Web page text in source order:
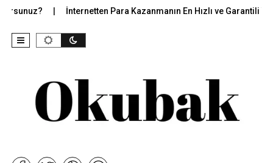
İnternetten Para Kazanmanın En Hızlı ve Garantili Yolları